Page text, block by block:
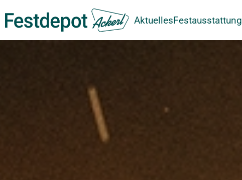
Zum Hauptinhalt springen AktuellesFestausstattung